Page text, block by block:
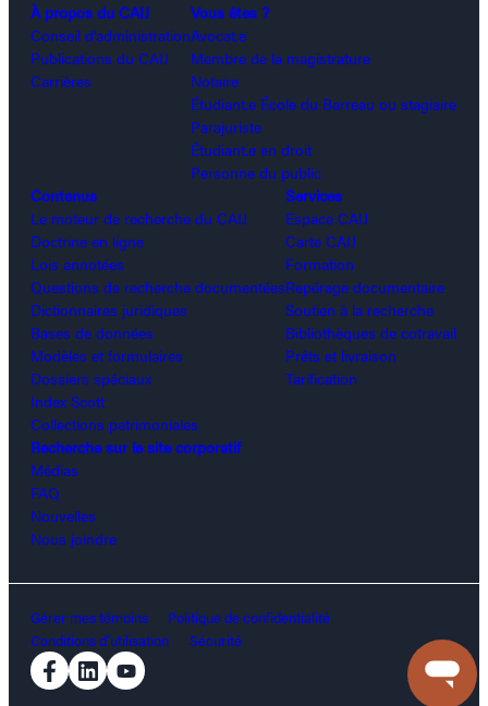
À propos du CAIJ
Conseil d’administration
Publications du CAIJ
Carrières
Vous êtes ?
Avocat.e
Membre de la magistrature
Notaire
Étudiant.e École du Barreau ou stagiaire
Parajuriste
Étudiant.e en droit
Personne du public
Contenus
Le moteur de recherche du CAIJ
Doctrine en ligne
Lois annotées
Questions de recherche documentées
Dictionnaires juridiques
Bases de données
Modèles et formulaires
Dossiers spéciaux
Index Scott
Collections patrimoniales
Services
Espace CAIJ
Carte CAIJ
Formation
Repérage documentaire
Soutien à la recherche
Bibliothèques de cotravail
Prêts et livraison
Tarification
Recherche sur le site corporatif
Médias
FAQ
Nouvelles
Nous joindre
Gérer mes témoins
Politique de confidentialité
Conditions d’utilisation
Sécurité